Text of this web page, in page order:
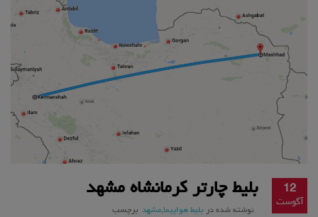
12
آگوست
بلیط چارتر کرمانشاه مشهد
نوشته شده در بلیط هواپیما,مشهد برچسب